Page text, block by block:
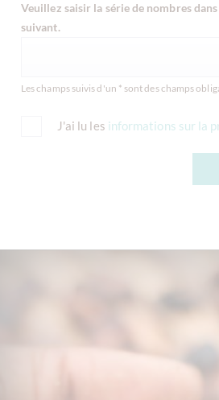
Veuillez saisir la série de nombres
suivant.
Les champs suivis d'un * sont des champs
J'ai lu les informations sur la